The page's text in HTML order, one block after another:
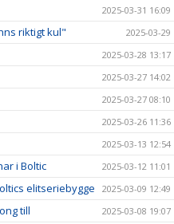
2025-03-31 16:09
riktigt kul" 2025-03-29
2025-03-28 13:17
2025-03-27 14:02
2025-03-27 08:10
2025-03-26 11:36
2025-03-13 12:54
i Boltic 2025-03-12 11:01
elitseriebygge 2025-03-09 12:49
till 2025-03-08 19:07